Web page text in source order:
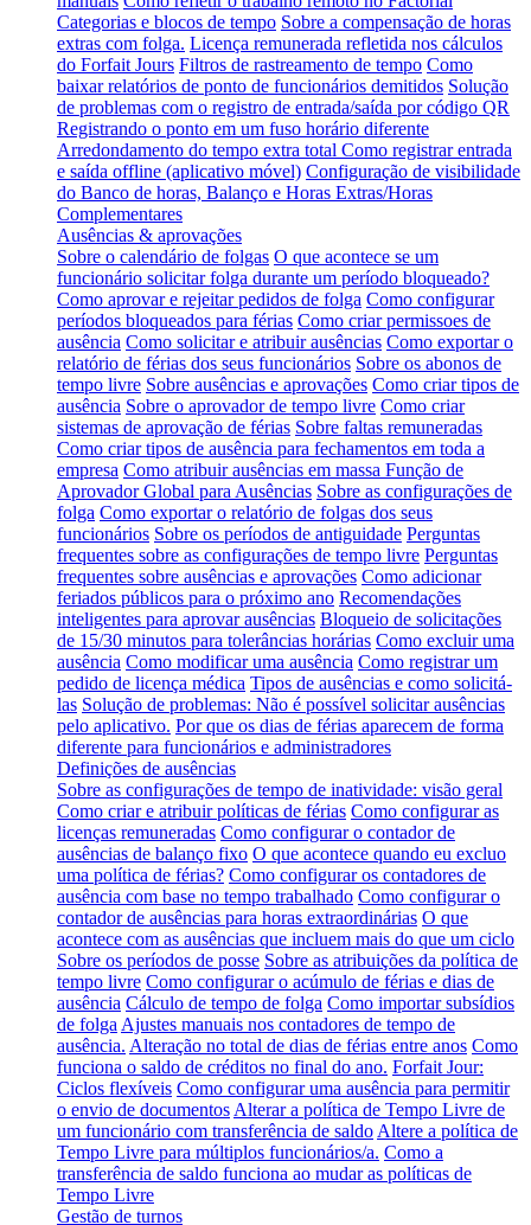
Categorias e blocos de tempo Sobre a compensação de horas
extras com folga. Licença remunerada refletida nos cálculos
do Forfait Jours Filtros de rastreamento de tempo Como
baixar relatórios de ponto de funcionários demitidos Solução
de problemas com o registro de entrada/saída por código QR
Registrando o ponto em um fuso horário diferente
Arredondamento do tempo extra total Como registrar entrada
e saída offline (aplicativo móvel) Configuração de visibilidade
do Banco de horas, Balanço e Horas Extras/Horas
Complementares
Ausências & aprovações
Sobre o calendário de folgas O que acontece se um
funcionário solicitar folga durante um período bloqueado?
Como aprovar e rejeitar pedidos de folga Como configurar
períodos bloqueados para férias Como criar permissoes de
ausência Como solicitar e atribuir ausências Como exportar o
relatório de férias dos seus funcionários Sobre os abonos de
tempo livre Sobre ausências e aprovações Como criar tipos de
ausência Sobre o aprovador de tempo livre Como criar
sistemas de aprovação de férias Sobre faltas remuneradas
Como criar tipos de ausência para fechamentos em toda a
empresa Como atribuir ausências em massa Função de
Aprovador Global para Ausências Sobre as configurações de
folga Como exportar o relatório de folgas dos seus
funcionários Sobre os períodos de antiguidade Perguntas
frequentes sobre as configurações de tempo livre Perguntas
frequentes sobre ausências e aprovações Como adicionar
feriados públicos para o próximo ano Recomendações
inteligentes para aprovar ausências Bloqueio de solicitações
de 15/30 minutos para tolerâncias horárias Como excluir uma
ausência Como modificar uma ausência Como registrar um
pedido de licença médica Tipos de ausências e como solicitá-
las Solução de problemas: Não é possível solicitar ausências
pelo aplicativo. Por que os dias de férias aparecem de forma
diferente para funcionários e administradores
Definições de ausências
Sobre as configurações de tempo de inatividade: visão geral
Como criar e atribuir políticas de férias Como configurar as
licenças remuneradas Como configurar o contador de
ausências de balanço fixo O que acontece quando eu excluo
uma política de férias? Como configurar os contadores de
ausência com base no tempo trabalhado Como configurar o
contador de ausências para horas extraordinárias O que
acontece com as ausências que incluem mais do que um ciclo
Sobre os períodos de posse Sobre as atribuições da política de
tempo livre Como configurar o acúmulo de férias e dias de
ausência Cálculo de tempo de folga Como importar subsídios
de folga Ajustes manuais nos contadores de tempo de
ausência. Alteração no total de dias de férias entre anos Como
funciona o saldo de créditos no final do ano. Forfait Jour:
Ciclos flexíveis Como configurar uma ausência para permitir
o envio de documentos Alterar a política de Tempo Livre de
um funcionário com transferência de saldo Altere a política de
Tempo Livre para múltiplos funcionários/a. Como a
transferência de saldo funciona ao mudar as políticas de
Tempo Livre
Gestão de turnos